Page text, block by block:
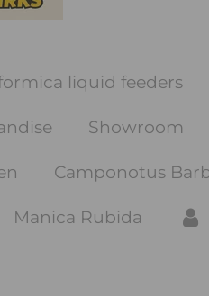
liquid feeders
Showroom
Camponotus
Manica Rubida